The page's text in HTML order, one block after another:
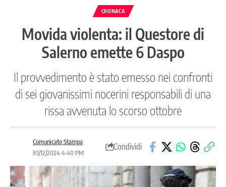
CRONACA
Movida violenta: il Questore di
Salerno emette 6 Daspo
Il provvedimento è stato emesso nei confronti
di sei giovanissimi nocerini responsabili di una
rissa avvenuta lo scorso ottobre
Comunicato Stampa
30/12/2024 4:40 PM
Condividi